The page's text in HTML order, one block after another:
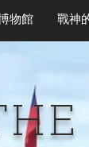
物館 戰神